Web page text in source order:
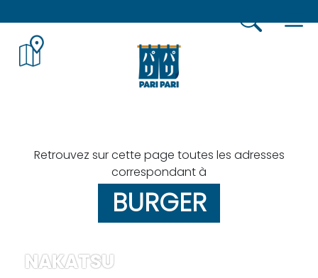
Skip
Retrouvez sur cette page toutes les adresses
correspondant à
BURGER
NAKATSU